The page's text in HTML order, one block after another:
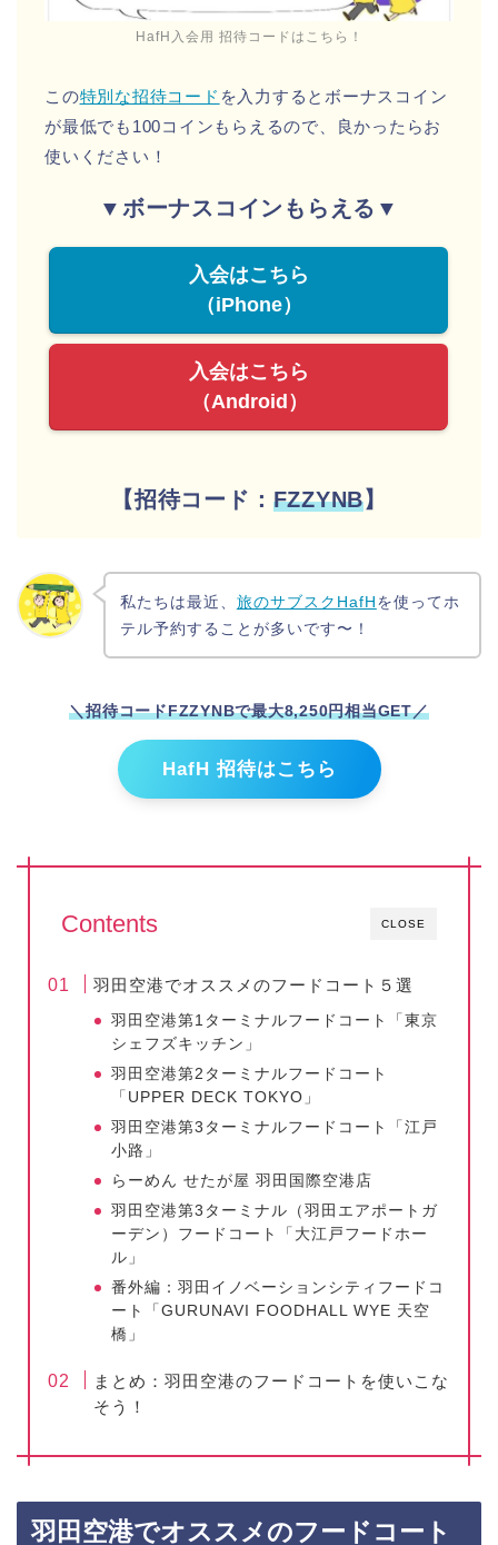
HafH入会用 招待コードはこちら！
この特別な招待コード を入力するとボーナスコイン
が最低でも100コインもらえるので、良かったらお
使いください！
▼ボーナスコインもらえる▼
入会はこちら
（iPhone）
入会はこちら
（Android）
【招待コード： FZZYNB】
私たちは最近、 旅のサブスクHafHを使ってホ
テル予約することが多いです〜！
＼招待コードFZZYNBで最大8,250円相当GET／
HafH 招待はこちら
CLOSE
Contents
羽田空港でオススメのフードコート５選
羽田空港第1ターミナルフードコート「東京
シェフズキッチン」
羽田空港第2ターミナルフードコート
「UPPER DECK TOKYO」
羽田空港第3ターミナルフードコート「江戸
小路」
らーめん せたが屋 羽田国際空港店
羽田空港第3ターミナル（羽田エアポートガ
ーデン）フードコート「大江戸フードホー
ル」
番外編：羽田イノベーションシティフードコ
ート「GURUNAVI FOODHALL WYE 天空
橋」
まとめ：羽田空港のフードコートを使いこな
そう！
羽田空港でオススメのフードコート